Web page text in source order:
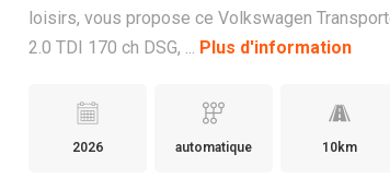
loisirs, vous propose ce Volkswagen
2.0 TDI 170 ch DSG, ... Plus d'information
2026 automatique 10km